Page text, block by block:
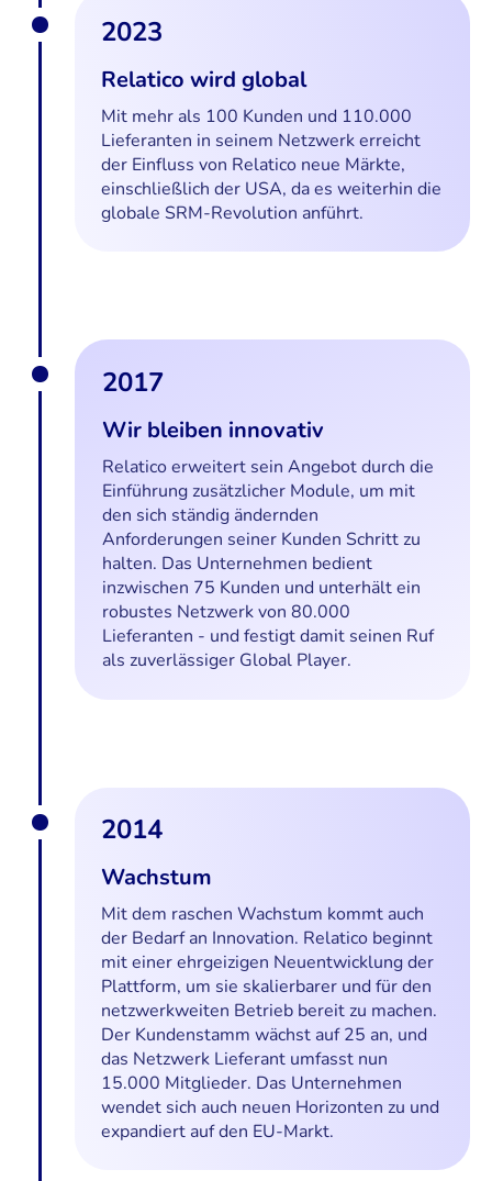
2023
Relatico wird global
Mit mehr als 100 Kunden und 110.000
Lieferanten in seinem Netzwerk erreicht
der Einfluss von Relatico neue Märkte,
einschließlich der USA, da es weiterhin die
globale SRM-Revolution anführt.
2017
Wir bleiben innovativ
Relatico erweitert sein Angebot durch die
Einführung zusätzlicher Module, um mit
den sich ständig ändernden
Anforderungen seiner Kunden Schritt zu
halten. Das Unternehmen bedient
inzwischen 75 Kunden und unterhält ein
robustes Netzwerk von 80.000
Lieferanten - und festigt damit seinen Ruf
als zuverlässiger Global Player.
2014
Wachstum
Mit dem raschen Wachstum kommt auch
der Bedarf an Innovation. Relatico beginnt
mit einer ehrgeizigen Neuentwicklung der
Plattform, um sie skalierbarer und für den
netzwerkweiten Betrieb bereit zu machen.
Der Kundenstamm wächst auf 25 an, und
das Netzwerk Lieferant umfasst nun
15.000 Mitglieder. Das Unternehmen
wendet sich auch neuen Horizonten zu und
expandiert auf den EU-Markt.